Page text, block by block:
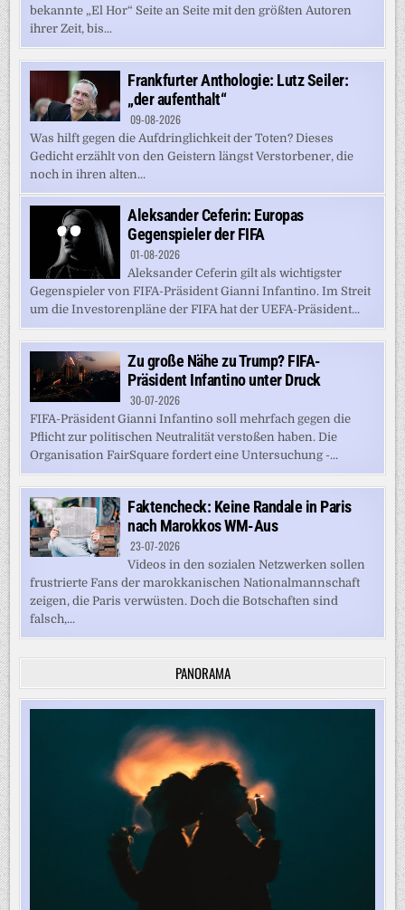
bekannte „El Hor“ Seite an Seite mit den größten Autoren
ihrer Zeit, bis...
Frankfurter Anthologie: Lutz Seiler:
„der aufenthalt“
09-08-2026
Was hilft gegen die Aufdringlichkeit der Toten? Dieses
Gedicht erzählt von den Geistern längst Verstorbener, die
noch in ihren alten...
Aleksander Ceferin: Europas
Gegenspieler der FIFA
01-08-2026
Aleksander Ceferin gilt als wichtigster
Gegenspieler von FIFA-Präsident Gianni Infantino. Im Streit
um die Investorenpläne der FIFA hat der UEFA-Präsident...
Zu große Nähe zu Trump? FIFA-
Präsident Infantino unter Druck
30-07-2026
FIFA-Präsident Gianni Infantino soll mehrfach gegen die
Pflicht zur politischen Neutralität verstoßen haben. Die
Organisation FairSquare fordert eine Untersuchung -...
Faktencheck: Keine Randale in Paris
nach Marokkos WM-Aus
23-07-2026
Videos in den sozialen Netzwerken sollen
frustrierte Fans der marokkanischen Nationalmannschaft
zeigen, die Paris verwüsten. Doch die Botschaften sind
falsch,...
PANORAMA